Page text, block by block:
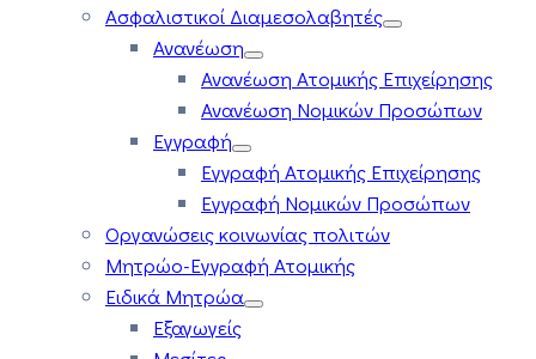
Ασφαλιστικοί Διαμεσολαβητές
Ανανέωση
Ανανέωση Ατομικής Επιχείρησης
Ανανέωση Νομικών Προσώπων
Εγγραφή
Εγγραφή Ατομικής Επιχείρησης
Εγγραφή Νομικών Προσώπων
Οργανώσεις κοινωνίας πολιτών
Μητρώο-Εγγραφή Ατομικής
Ειδικά Μητρώα
Εξαγωγείς